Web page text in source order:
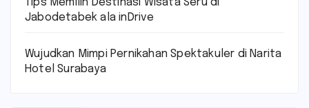
Tips Memilih Destinasi Wisata Seru di
Jabodetabek ala inDrive
Wujudkan Mimpi Pernikahan Spektakuler di Narita
Hotel Surabaya